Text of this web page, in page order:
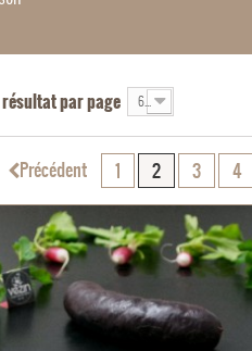
par page 6
Précédent 1 2 3 4